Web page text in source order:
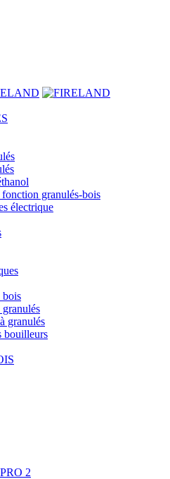
granulés-bois
électrique
bois
granulés
bouilleurs
2